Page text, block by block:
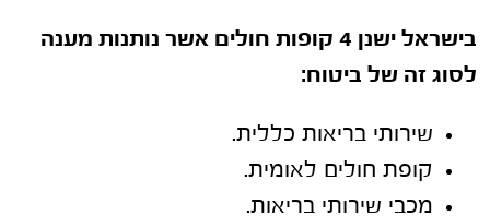
בישראל ישנן 4 קופות חולים אשר נותנות מענה
לסוג זה של ביטוח:
שירותי בריאות כללית.
קופת חולים לאומית.
מכבי שירותי בריאות.